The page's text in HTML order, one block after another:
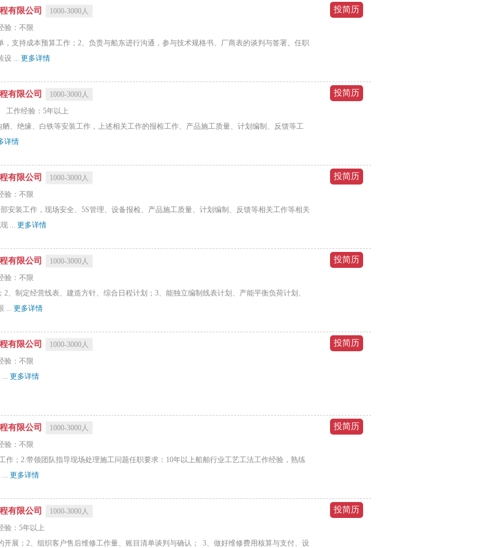
有限公司
1000-3000人
验：不限
支持成本预算工作；2、负责与船东进行沟通，参与技术规格书、厂商表的谈判与签署。任职
设 ... 更多详情
有限公司
1000-3000人
工作经验：5年以上
、绝缘、白铁等安装工作，上述相关工作的报检工作、产品施工质量、计划编制、反馈等工
详情
有限公司
1000-3000人
验：不限
安装工作，现场安全、5S管理、设备报检、产品施工质量、计划编制、反馈等相关工作等相关
... 更多详情
有限公司
1000-3000人
验：不限
制定经营线表、建造方针、综合日程计划；3、能独立编制线表计划、产能平衡负荷计划、
... 更多详情
有限公司
1000-3000人
验：不限
... 更多详情
有限公司
1000-3000人
验：不限
；2.带领团队指导现场处理施工问题任职要求：10年以上船舶行业工艺工法工作经验，熟练
... 更多详情
有限公司
1000-3000人
验：5年以上
展；2、组织客户售后维修工作量、账目清单谈判与确认； 3、做好维修费用核算与支付、设